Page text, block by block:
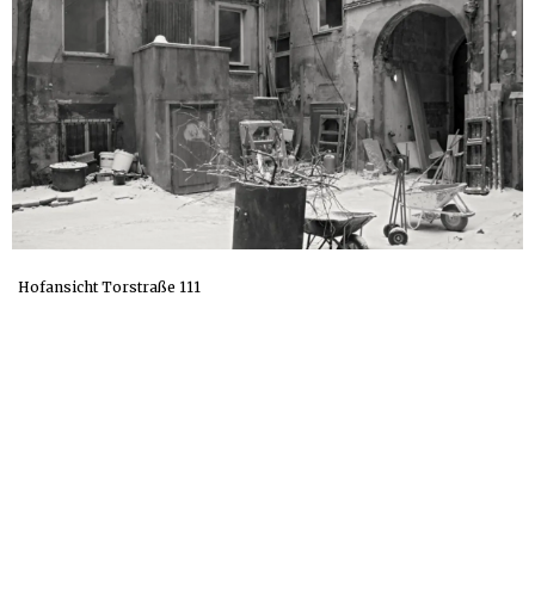
Hofansicht Torstraße 111